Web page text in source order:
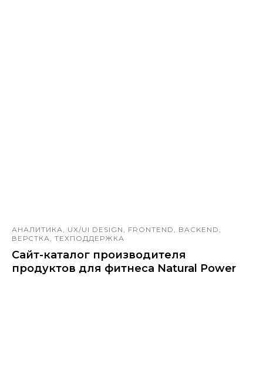
АНАЛИТИКА, UX/UI DESIGN, FRONTEND, BACKEND,
ВЕРСТКА, ТЕХПОДДЕРЖКА
Сайт-каталог производителя
продуктов для фитнеса Natural Power